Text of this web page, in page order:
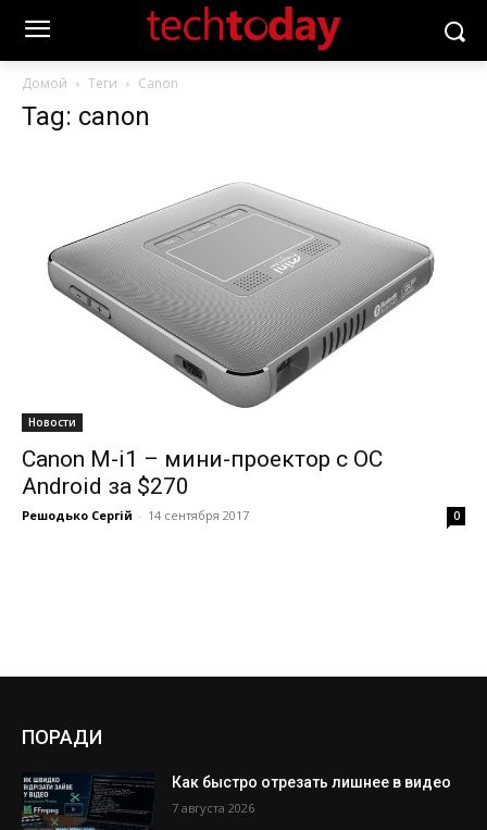
Домой Теги Canon
Tag: canon
Новости
Canon M-i1 – мини-проектор с ОС
Android за $270
Решодько Сергій - 14 сентября 2017 0
ПОРАДИ
Как быстро отрезать лишнее в видео
7 августа 2026